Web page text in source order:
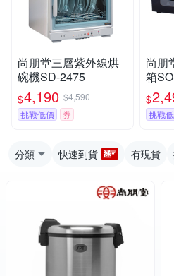
尚朋堂三層紫外線烘
碗機SD-2475
$4,190 $4,590
挑戰低價
券
尚朋
箱
$
挑戰
分類 快速到貨 有現貨